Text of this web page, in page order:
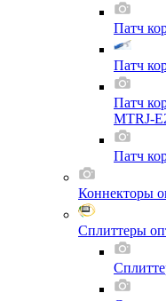
Патч
Патч
Патч
MTRJ-
Патч
Коннекторы
Сплиттеры